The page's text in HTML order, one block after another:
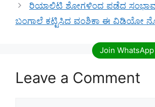
ರಿಯಾಲಿಟಿ ಶೋಗಳಿಂದ ಪಡೆದ
ಬಂಗಾಲೆ ಕಟ್ಟಿಸಿದ ವಂಶಿಕಾ ಈ ವಿಡಿಯೋ
Leave a Comment